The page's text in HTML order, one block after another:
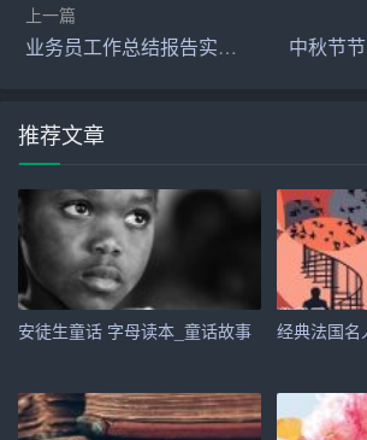
转换话题，试图进一步激发小雨的想象
想，”小雨认真思考着，“叫它‘饭团’怎么
随时随地都能给我们带来欢笑，就像我们
幸。”小雨听完，笑得前仰后合，连周围
风舞动，为这份纯真的快乐伴奏。
段子四：月亮代表我的心
“你知道为什么月亮那么亮吗？”李明突
关联的问题。小雨摇了摇头，眼里闪烁着
的眼里有星辰大海，而我的心上永远刻
上一篇
业务员工作总结报告实用2025
推荐文章
安徒生童话 字母读本_童话故事 经典法国名